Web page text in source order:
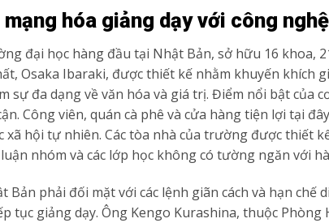
hóa giảng dạy với công
đại học hàng đầu tại Nhật Bản, sở hữu 16 khoa,
Osaka Ibaraki, được thiết kế nhằm khuyến khích
đa dạng về văn hóa và giá trị. Điểm nổi bật của
Công viên, quán cà phê và cửa hàng tiện lợi tại
hội tự nhiên. Các tòa nhà của trường được thiết
nhóm và các lớp học không có tường ngăn với
phải đối mặt với các lệnh giãn cách và hạn
tục giảng dạy. Ông Kengo Kurashina, thuộc